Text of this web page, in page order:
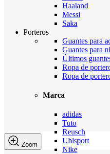
Haaland
Messi
Saka
Porteros
Guantes para
Guantes para
Últimos
Ropa de
Ropa de
Marca
adidas
Tuto
Reusch
Uhlsport
Nike
Zoom